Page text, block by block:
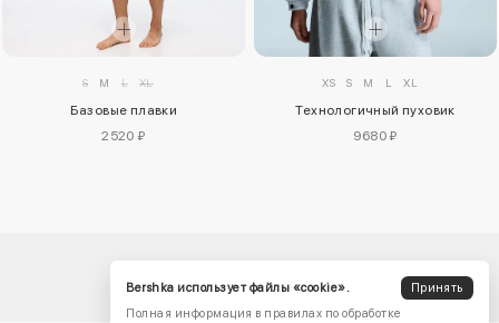
S M L XL
Базовые плавки
2520 ₽
XS S M L XL
Технологичный пуховик
9680 ₽
Bershka использует файлы «cookie».
Принять
Полная информация в правилах по обработке